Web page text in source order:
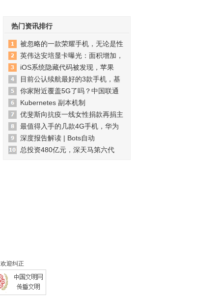
热门资讯排行
被忽略的一款荣耀手机，无论是性
英伟达安培显卡曝光：面积增加，
iOS系统隐藏代码被发现，苹果
目前公认续航最好的3款手机，基
你家附近覆盖5G了吗？中国联通
Kubernetes 副本机制
优斐斯向抗疫一线女性捐款再捐主
最值得入手的几款4G手机，华为
深度报告解读 | Bots自动
总投资480亿元，深天马第六代
迎纠正